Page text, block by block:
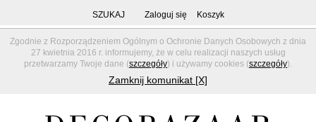
Zgodnie z Rozporządzeniem Ogólnym o Ochronie Danych Osobowych z dnia
27 kwietnia 2016 r. informujemy, że w celu realizacji naszych usług
przetwarzamy Twoje dane (szczegóły) i używamy cookies (szczegóły).
Zamknij komunikat [X]
SZUKAJ Zaloguj się Koszyk